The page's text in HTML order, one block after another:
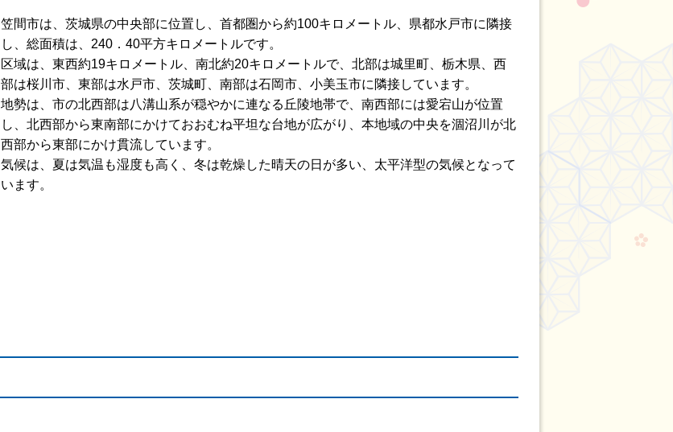
笠間市は、茨城県の中央部に位置し、首都圏から約100キロメートル、県都水戸市に隣接
し、総面積は、240．40平方キロメートルです。
区域は、東西約19キロメートル、南北約20キロメートルで、北部は城里町、栃木県、西
部は桜川市、東部は水戸市、茨城町、南部は石岡市、小美玉市に隣接しています。
地勢は、市の北西部は八溝山系が穏やかに連なる丘陵地帯で、南西部には愛宕山が位置
し、北西部から東南部にかけておおむね平坦な台地が広がり、本地域の中央を涸沼川が北
西部から東部にかけ貫流しています。
気候は、夏は気温も湿度も高く、冬は乾燥した晴天の日が多い、太平洋型の気候となって
います。